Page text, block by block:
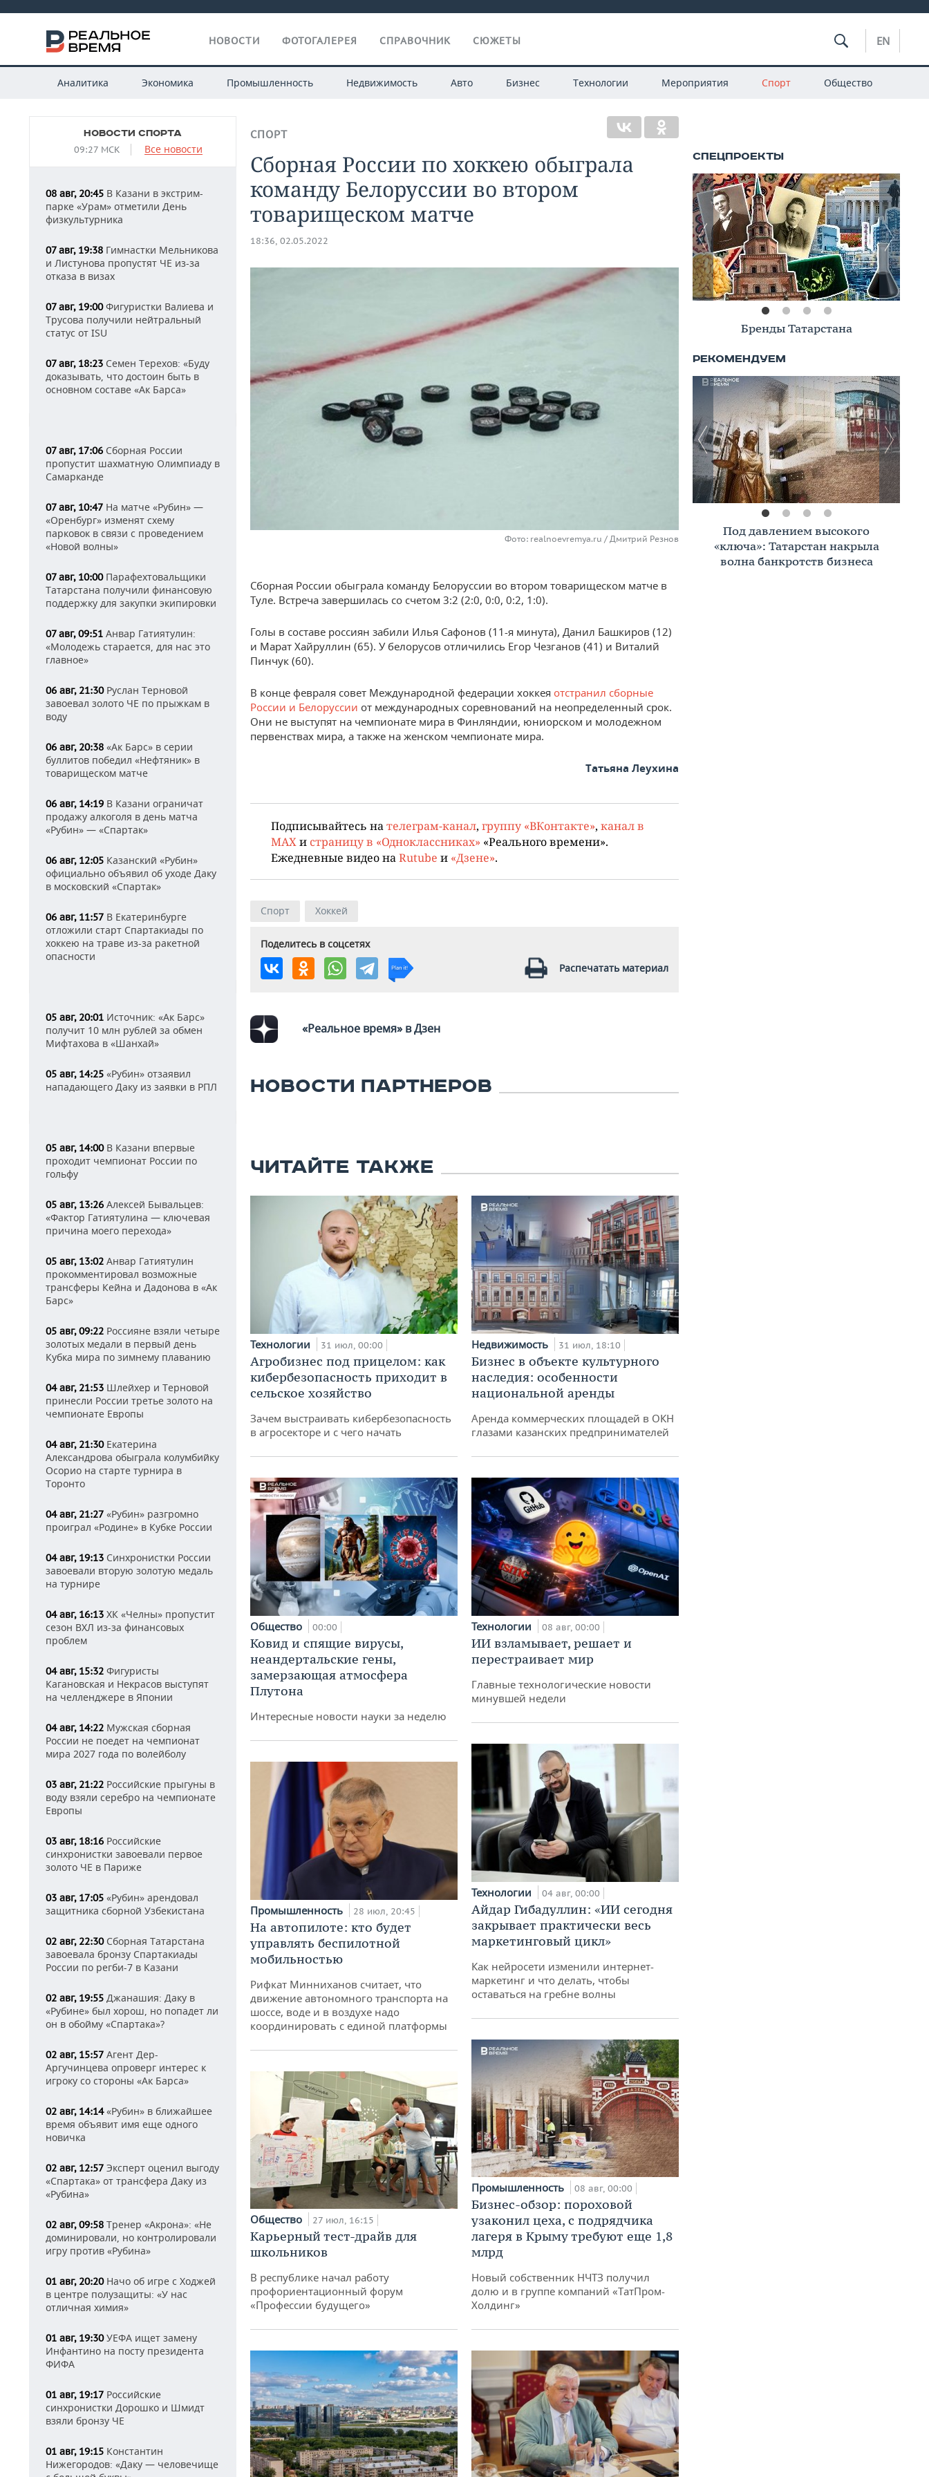
НОВОСТИ ФОТОГАЛЕРЕЯ СПРАВОЧНИК СЮЖЕТЫ EN
Аналитика Экономика Промышленность Недвижимость Авто Бизнес Технологии Мероприятия Спорт Общество
НОВОСТИ СПОРТА
09:27 МСК Все новости
08 авг, 20:45 В Казани в экстрим-
парке «Урам» отметили День
физкультурника
07 авг, 19:38 Гимнастки Мельникова
и Листунова пропустят ЧЕ из-за
отказа в визах
07 авг, 19:00Фигуристки Валиева и
Трусова получили нейтральный
статус от ISU
07 авг, 18:23 Семен Терехов: «Буду
доказывать, что достоин быть в
основном составе «Ак Барса»
07 авг, 17:06 Сборная России
пропустит шахматную Олимпиаду в
Самарканде
07 авг, 10:47 На матче «Рубин» —
«Оренбург» изменят схему
парковок в связи с проведением
«Новой волны»
07 авг, 10:00Парафехтовальщики
Татарстана получили финансовую
поддержку для закупки экипировки
07 авг, 09:51 Анвар Гатиятулин:
«Молодежь старается, для нас это
главное»
06 авг, 21:30Руслан Терновой
завоевал золото ЧЕ по прыжкам в
воду
06 авг, 20:38 «Ак Барс» в серии
буллитов победил «Нефтяник» в
товарищеском матче
06 авг, 14:19 В Казани ограничат
продажу алкоголя в день матча
«Рубин» — «Спартак»
06 авг, 12:05 Казанский «Рубин»
официально объявил об уходе Даку
в московский «Спартак»
06 авг, 11:57 В Екатеринбурге
отложили старт Спартакиады по
хоккею на траве из-за ракетной
опасности
05 авг, 20:01 Источник: «Ак Барс»
получит 10 млн рублей за обмен
Мифтахова в «Шанхай»
05 авг, 14:25 «Рубин» отзаявил
нападающего Даку из заявки в РПЛ
05 авг, 14:00В Казани впервые
проходит чемпионат России по
гольфу
05 авг, 13:26 Алексей Бывальцев:
«Фактор Гатиятулина — ключевая
причина моего перехода»
05 авг, 13:02 Анвар Гатиятулин
прокомментировал возможные
трансферы Кейна и Дадонова в «Ак
Барс»
05 авг, 09:22 Россияне взяли четыре
золотых медали в первый день
Кубка мира по зимнему плаванию
04 авг, 21:53 Шлейхер и Терновой
принесли России третье золото на
чемпионате Европы
04 авг, 21:30Екатерина
Александрова обыграла колумбийку
Осорио на старте турнира в
Торонто
04 авг, 21:27 «Рубин» разгромно
проиграл «Родине» в Кубке России
04 авг, 19:13 Синхронистки России
завоевали вторую золотую медаль
на турнире
04 авг, 16:13 ХК «Челны» пропустит
сезон ВХЛ из-за финансовых
проблем
04 авг, 15:32 Фигуристы
Кагановская и Некрасов выступят
на челленджере в Японии
04 авг, 14:22 Мужская сборная
России не поедет на чемпионат
мира 2027 года по волейболу
03 авг, 21:22 Российские прыгуны в
воду взяли серебро на чемпионате
Европы
03 авг, 18:16 Российские
синхронистки завоевали первое
золото ЧЕ в Париже
03 авг, 17:05 «Рубин» арендовал
защитника сборной Узбекистана
02 авг, 22:30Сборная Татарстана
завоевала бронзу Спартакиады
России по регби-7 в Казани
02 авг, 19:55 Джанашия: Даку в
«Рубине» был хорош, но попадет ли
он в обойму «Спартака»?
02 авг, 15:57 Агент Дер-
Аргучинцева опроверг интерес к
игроку со стороны «Ак Барса»
02 авг, 14:14«Рубин» в ближайшее
время объявит имя еще одного
новичка
02 авг, 12:57 Эксперт оценил выгоду
«Спартака» от трансфера Даку из
«Рубина»
02 авг, 09:58 Тренер «Акрона»: «Не
доминировали, но контролировали
игру против «Рубина»
01 авг, 20:20Начо об игре с Ходжей
в центре полузащиты: «У нас
отличная химия»
01 авг, 19:30УЕФА ищет замену
Инфантино на посту президента
ФИФА
01 авг, 19:17 Российские
синхронистки Дорошко и Шмидт
взяли бронзу ЧЕ
01 авг, 19:15 Константин
Нижегородов: «Даку — человечище
СПОРТ
Сборная России по хоккею обыграла
команду Белоруссии во втором
товарищеском матче
18:36, 02.05.2022
Фото: realnoevremya.ru / Дмитрий Резнов
Сборная России обыграла команду Белоруссии во втором товарищеском матче в
Туле. Встреча завершилась со счетом 3:2 (2:0, 0:0, 0:2, 1:0).
Голы в составе россиян забили Илья Сафонов (11-я минута), Данил Башкиров (12)
и Марат Хайруллин (65). У белорусов отличились Егор Чезганов (41) и Виталий
Пинчук (60).
В конце февраля совет Международной федерации хоккея отстранил сборные
России и Белоруссии от международных соревнований на неопределенный срок.
Они не выступят на чемпионате мира в Финляндии, юниорском и молодежном
первенствах мира, а также на женском чемпионате мира.
Татьяна Леухина
Подписывайтесь нателеграм-канал, группу «ВКонтакте», канал в
MAXи страницу в «Одноклассниках» «Реального времени».
Ежедневные видео наRutube и «Дзене».
Спорт Хоккей
Поделитесь в соцсетях
Распечатать материал
«Реальное время» в Дзен
НОВОСТИ ПАРТНЕРОВ
ЧИТАЙТЕ ТАКЖЕ
Технологии 31 июл, 00:00
Агробизнес под прицелом: как
кибербезопасность приходит в
сельское хозяйство
Зачем выстраивать кибербезопасность
в агросекторе и с чего начать
Общество 00:00
Ковид и спящие вирусы,
неандертальские гены,
замерзающая атмосфера
Плутона
Интересные новости науки за неделю
Промышленность 28 июл, 20:45
На автопилоте: кто будет
управлять беспилотной
мобильностью
Рифкат Минниханов считает, что
движение автономного транспорта на
шоссе, воде и в воздухе надо
координировать с единой платформы
Общество 27 июл, 16:15
Карьерный тест-драйв для
школьников
В республике начал работу
профориентационный форум
«Профессии будущего»
Недвижимость 31 июл, 18:10
Бизнес в объекте культурного
наследия: особенности
национальной аренды
Аренда коммерческих площадей в ОКН
глазами казанских предпринимателей
Технологии 08 авг, 00:00
ИИ взламывает, решает и
перестраивает мир
Главные технологические новости
минувшей недели
Технологии 04 авг, 00:00
Айдар Гибадуллин: «ИИ сегодня
закрывает практически весь
маркетинговый цикл»
Как нейросети изменили интернет-
маркетинг и что делать, чтобы
оставаться на гребне волны
Промышленность 08 авг, 00:00
Бизнес-обзор: пороховой
узаконил цеха, с подрядчика
лагеря в Крыму требуют еще 1,8
млрд
Новый собственник НЧТЗ получил
долю и в группе компаний «ТатПром-
Холдинг»
Книжная полка
Премиальное жилье в Казани:
тренды, критерии, покупатели в
2026 году